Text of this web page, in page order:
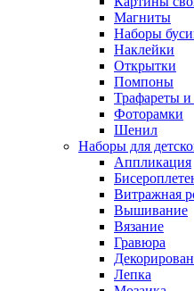
Магниты
Наборы
Наклейки
Открытки
Помпоны
Трафареты
Фоторамки
Шенил
Наборы для
Аппликация
Витражная
Вышивание
Вязание
Гравюра
Лепка